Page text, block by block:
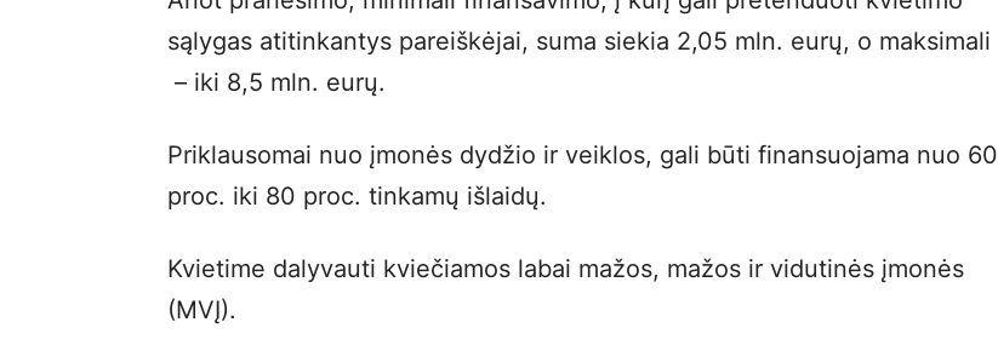
sąlygas atitinkantys pareiškėjai, suma siekia 2,05 mln. eurų, o maksimali
– iki 8,5 mln. eurų.
Priklausomai nuo įmonės dydžio ir veiklos, gali būti finansuojama nuo 60
proc. iki 80 proc. tinkamų išlaidų.
Kvietime dalyvauti kviečiamos labai mažos, mažos ir vidutinės įmonės
(MVĮ).